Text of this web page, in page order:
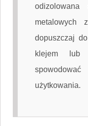
odizolowana
metalowych
dopuszczaj
klejem
użytkowania.